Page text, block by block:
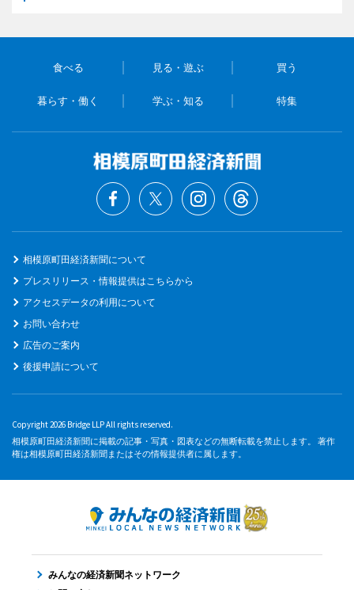
食べる 見る・遊ぶ 買う
暮らす・働く 学ぶ・知る 特集
相模原町田経済新聞について
プレスリリース・情報提供はこちらから
アクセスデータの利用について
お問い合わせ
広告のご案内
後援申請について
Copyright 2026 Bridge LLP All rights reserved.
相模原町田経済新聞に掲載の記事・写真・図表などの無断転載を禁止します。 著作
権は相模原町田経済新聞またはその情報提供者に属します。
みんなの経済新聞ネットワーク